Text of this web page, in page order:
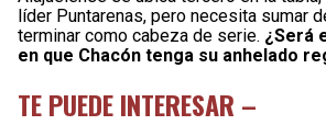
líder Puntarenas, pero necesita sumar
terminar como cabeza de serie. ¿Será
en que Chacón tenga su anhelado
TE PUEDE INTERESAR –